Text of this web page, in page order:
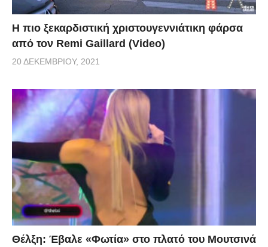
Η πιο ξεκαρδιστική χριστουγεννιάτικη φάρσα
από τον Remi Gaillard (Video)
20 ΔΕΚΕΜΒΡΊΟΥ, 2021
Θέλξη: Έβαλε «Φωτία» στο πλατό του Μουτσινά